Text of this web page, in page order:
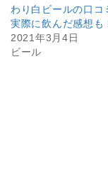
わり白ビールの口コ
実際に飲んだ感想も
2021年3月4日
ビール